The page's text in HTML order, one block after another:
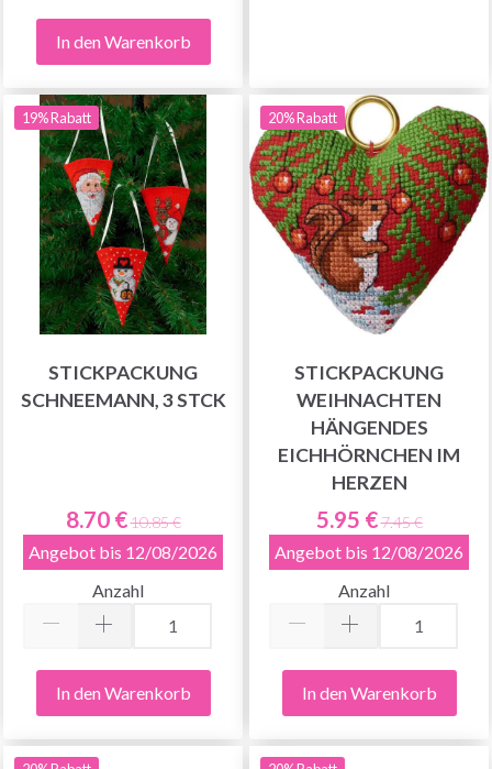
In den Warenkorb
19% Rabatt
STICKPACKUNG
SCHNEEMANN, 3 STCK
8.70 €10.85 €
Angebot bis 12/08/2026
Anzahl
In den Warenkorb
20% Rabatt
STICKPACKUNG
WEIHNACHTEN
HÄNGENDES
EICHHÖRNCHEN IM
HERZEN
5.95 €7.45 €
Angebot bis 12/08/2026
Anzahl
In den Warenkorb